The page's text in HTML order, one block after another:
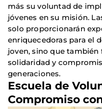
más su voluntad de
jóvenes en su misión.
solo proporcionarán
enriquecedoras para el
joven, sino que
solidaridad y
generaciones.
Escuela de
Compromiso